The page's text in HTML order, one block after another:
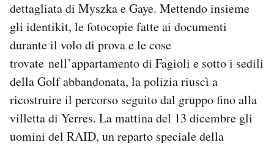
dettagliata di Myszka e Gaye. Mettendo insieme
gli identikit, le fotocopie fatte ai documenti
durante il volo di prova e le cose
trovate nell’appartamento di Fagioli e sotto i sedili
della Golf abbandonata, la polizia riuscì a
ricostruire il percorso seguito dal gruppo fino alla
villetta di Yerres. La mattina del 13 dicembre gli
uomini del RAID, un reparto speciale della